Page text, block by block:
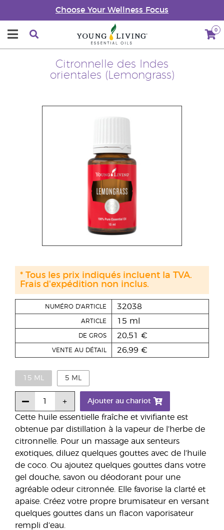
Choose Your Wellness Focus
0
Citronnelle des Indes
orientales (Lemongrass)
Cette huile essentielle fraîche et vivifiante est
obtenue par distillation à la vapeur de l’herbe de
citronnelle. Pour un massage aux senteurs
exotiques, diluez quelques gouttes avec de l’huile
de coco. Ou ajoutez quelques gouttes dans votre
gel douche, savon ou déodorant pour une
agréable odeur citronnée. Elle favorise la clarté et
apaise. Créez votre propre brumisateur en versant
quelques gouttes dans un flacon vaporisateur
rempli d’eau.
NUMÉRO D'ARTICLE 32038
ARTICLE 15 ml
DE GROS 20,51 €
VENTE AU DÉTAIL 26,99 €
15 ML 5 ML
Ajouter au chariot
* Tous les prix indiqués incluent la TVA.
Frais d'expédition non inclus.